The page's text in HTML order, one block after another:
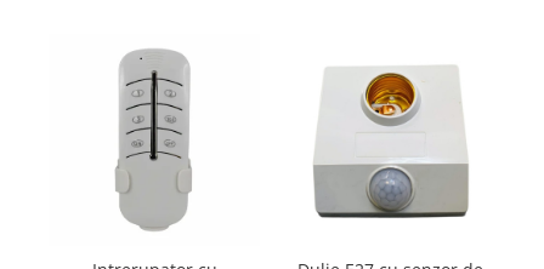
Dulii/Dulie adaptor
Electrocasnice de mici dimensiuni
Mufe,Accesorii TV
Multimetru Digital
Prelungitoare/Derulatoare